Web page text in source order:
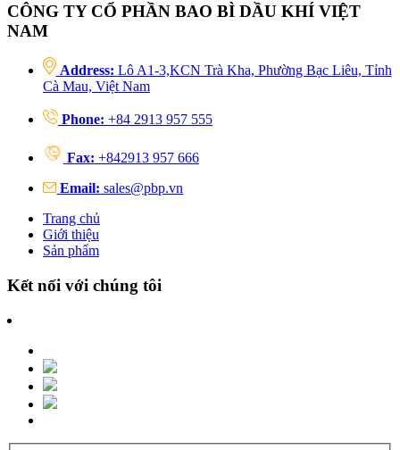
CÔNG TY CỔ PHẦN BAO BÌ DẦU KHÍ VIỆT
NAM
Address: Lô A1-3,KCN Trà Kha, Phường Bạc Liêu, Tỉnh
Cà Mau, Việt Nam
Phone: +84 2913 957 555
Fax: +842913 957 666
Email: sales@pbp.vn
Trang chủ
Giới thiệu
Sản phẩm
Kết nối với chúng tôi